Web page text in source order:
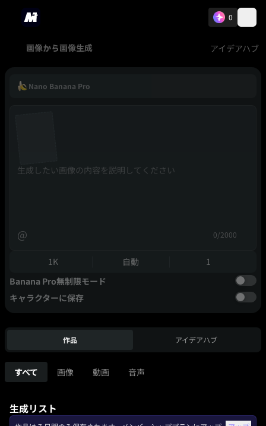
0
画像から画像生成 アイデアハブ
Nano Banana Pro
@ 0/2000
1K 自動
1
Banana Pro無制限モード
キャラクターに保存
作品 アイデアハブ
すべて 画像 動画 音声
生成リスト